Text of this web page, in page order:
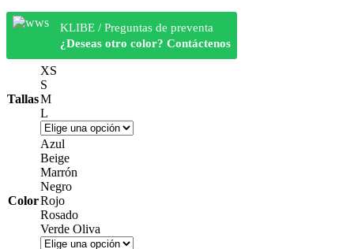
KLIBE / Preguntas de preventa
¿Deseas otro color? Contáctenos
Tallas
XS
S
M
L
Color
Azul
Beige
Marrón
Negro
Rojo
Rosado
Verde Oliva